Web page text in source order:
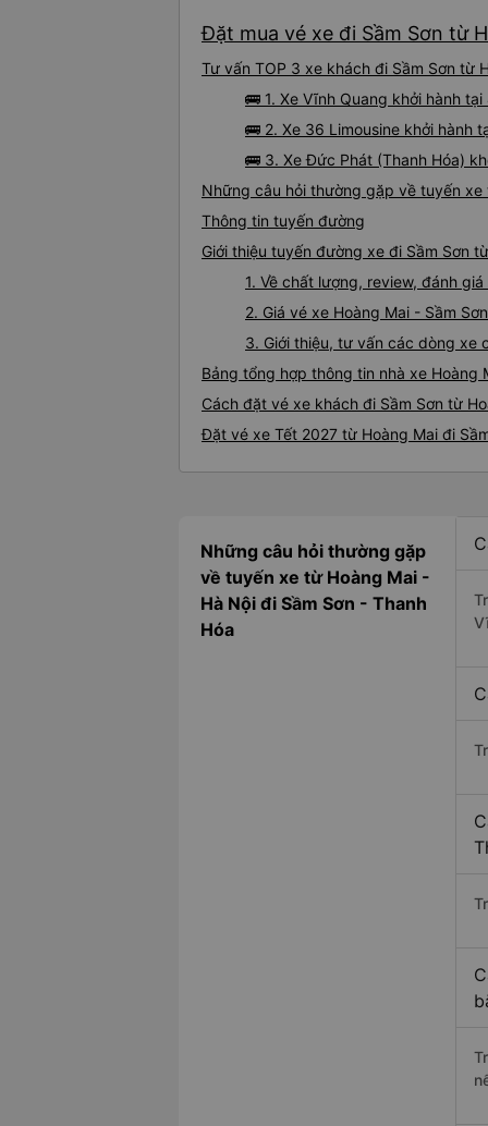
Đặt mua vé xe đi Sầm Sơn từ
Tư vấn TOP 3 xe khách đi Sầm Sơn từ
🚌 1. Xe Vĩnh Quang khởi hành
🚌 2. Xe 36 Limousine khởi hành
🚌 3. Xe Đức Phát (Thanh Hóa)
Những câu hỏi thường gặp về tuyến xe
Thông tin tuyến đường
Giới thiệu tuyến đường xe đi Sầm Sơn
1. Về chất lượng, review, đánh
2. Giá vé xe Hoàng Mai - Sầm Sơn
3. Giới thiệu, tư vấn các dòng xe
Bảng tổng hợp thông tin nhà xe Hoàng
Cách đặt vé xe khách đi Sầm Sơn từ
Đặt vé xe Tết 2027 từ Hoàng Mai đi
Những câu hỏi thường gặp
về tuyến xe từ Hoàng Mai -
Hà Nội đi Sầm Sơn - Thanh
Hóa